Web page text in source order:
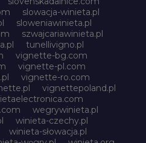
slowacja-winieta.pl
sloweniawinieta.pl
szwajcariawinieta.pl
tunellivigno.pl
vignette-bg.com
vignette-pl.com
vignette-ro.com
vignettepoland.pl
wegrywinieta.pl
winieta-czechy.pl
winieta-słowacja.pl